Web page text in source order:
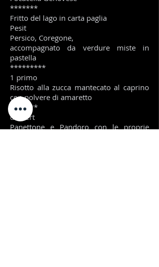
*******
Fritto del lago in carta paglia
Pesit
Persico, Coregone,
accompagnato da verdure miste in
pastella
*********
1 primo
Risotto alla zucca mantecato al caprino
con polvere di amaretto
*******
dessert
Panettone e Pandoro con le proprie